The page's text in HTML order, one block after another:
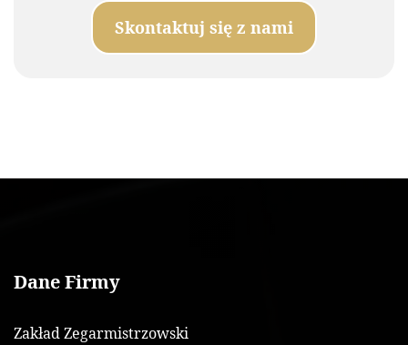
Skontaktuj się z nami
Dane Firmy
Zakład Zegarmistrzowski